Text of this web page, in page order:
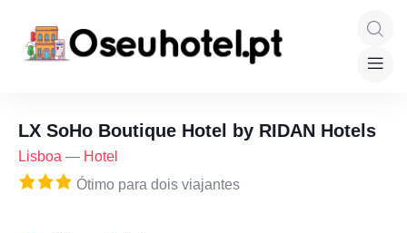
LX SoHo Boutique Hotel by RIDAN Hotels
Lisboa — Hotel
Ótimo para dois viajantes